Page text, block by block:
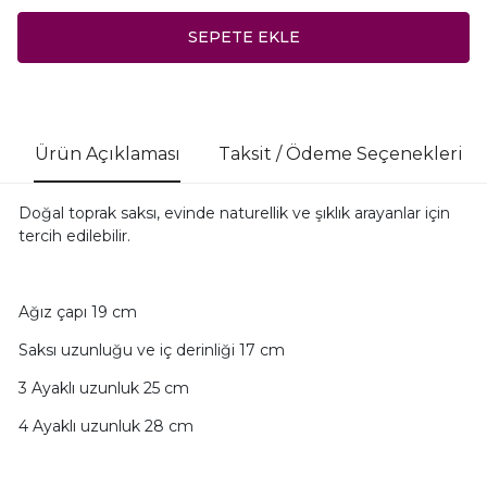
SEPETE EKLE
Ürün Açıklaması Taksit / Ödeme Seçenekleri
Doğal toprak saksı, evinde naturellik ve şıklık arayanlar için
tercih edilebilir.
Ağız çapı 19 cm
Saksı uzunluğu ve iç derinliği 17 cm
3 Ayaklı uzunluk 25 cm
4 Ayaklı uzunluk 28 cm